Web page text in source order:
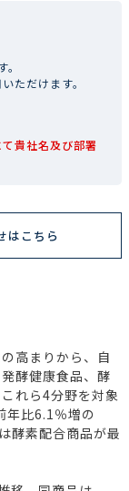
ただけます。
貴社名及び部署
はこちら
高まりから、自
酵健康食品、酵
れら4分野を対象
年比6.1％増の
酵素配合商品が最